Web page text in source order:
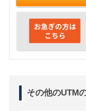
その他のUTM